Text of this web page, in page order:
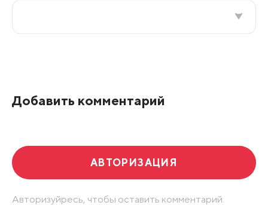
Добавить комментарий
АВТОРИЗАЦИЯ
Авторизуйресь, чтобы оставить комментарий.